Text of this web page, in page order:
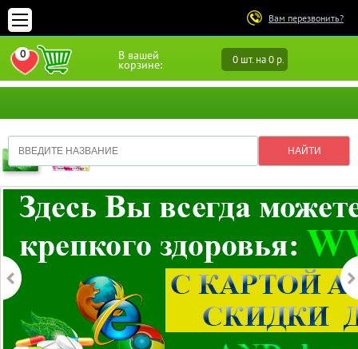
Вам перезвонить?
В вашей
корзине: 0 шт. на 0 р.
0
ПЕРЕЙТИ В ИЗБРАННОЕ